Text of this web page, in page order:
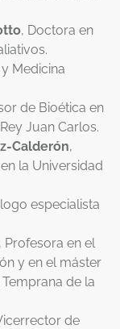
, Doctora en
Medicina
de Bioética en
Juan Carlos.
Calderón,
la Universidad
especialista
, Profesora en el
y en el máster
de la
de